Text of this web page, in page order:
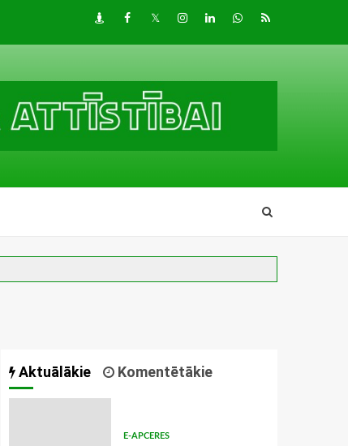
DraugiemFacebook
TwitterInstagram
LinkedInwhatsapp
RSS
Aktuālākie Komentētākie
E-APCERES